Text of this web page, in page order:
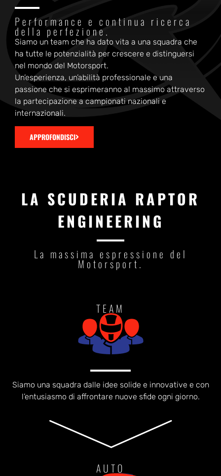
Performance e continua ricerca
della perfezione.
Siamo un team che ha dato vita a una squadra che
ha tutte le potenzialità per crescere e distinguersi
nel mondo del Motorsport.
Un’esperienza, un’abilità professionale e una
passione che si esprimeranno al massimo attraverso
la partecipazione a campionati nazionali e
internazionali.
APPROFONDISCI
LA SCUDERIA RAPTOR
ENGINEERING
La massima espressione del
Motorsport.
TEAM
Siamo una squadra dalle idee solide e innovative e con
l’entusiasmo di affrontare nuove sfide ogni giorno.
AUTO